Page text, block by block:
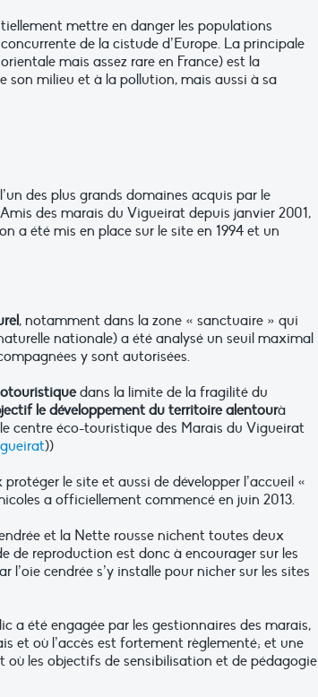
mettre en danger les populations
de la cistude d’Europe. La principale
mais assez rare en France) est la
son milieu et à la pollution, mais aussi à sa
des plus grands domaines acquis par le
des marais du Vigueirat depuis janvier 2001,
a été mis en place sur le site en 1994 et un
, notamment dans la zone « sanctuaire » qui
nationale) a été analysé un seuil maximal
y sont autorisées.
dans la limite de la fragilité du
le développement du territoire alentourà
centre éco-touristique des Marais du Vigueirat
))
le site et aussi de développer l’accueil «
a officiellement commencé en juin 2013.
et la Nette rousse nichent toutes deux
de reproduction est donc à encourager sur les
cendrée s’y installe pour nicher sur les sites
a été engagée par les gestionnaires des marais,
et où l’accès est fortement règlementé; et une
où les objectifs de sensibilisation et de pédagogie